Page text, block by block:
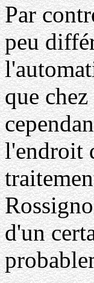
Par
peu
que
l'endroit
d'un